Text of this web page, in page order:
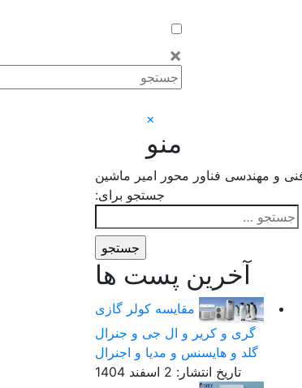
×
×
منو
و مهندسی فناور محور امیر ماشین
جستجو برای:
آخرین پست ها
مقایسه کولر گازی
گری و کریر و ال جی و جنرال
گلد و هایسنس و مدیا و اجنرال
تاریخ انتشار: 2 اسفند 1404